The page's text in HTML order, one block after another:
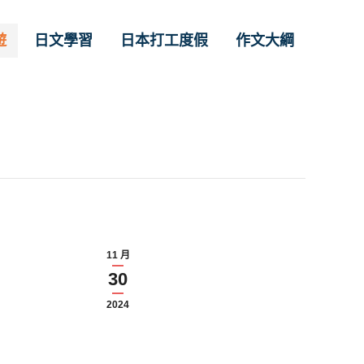
日文學習 日本打工度假 作文大綱
11 月
30
2024